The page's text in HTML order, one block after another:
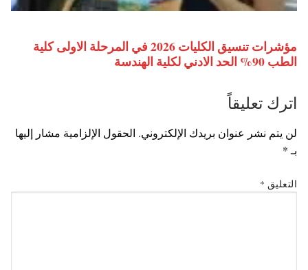
مؤشرات تنسيق الكليات 2026 في المرحلة الاولى كلية
الطب 90% الحد الادني لكلية الهندسة
اترك تعليقاً
لن يتم نشر عنوان بريدك الإلكتروني. الحقول الإلزامية مشار إليها
بـ *
التعليق *